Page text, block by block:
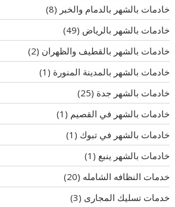
خادمات بالشهر بالدمام والخبر (8)
خادمات بالشهر بالرياض (49)
خادمات بالشهر بالقطيف والظهران (2)
خادمات بالشهر بالمدينة المنورة (1)
خادمات بالشهر جدة (25)
خادمات بالشهر في القصيم (1)
خادمات بالشهر في تبوك (1)
خادمات بالشهر ينبع (1)
خدمات النظافه الشامله (20)
خدمات تسليك المجارى (3)